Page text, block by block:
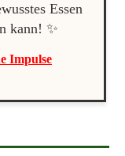
Essen
kann! ✨
Impulse